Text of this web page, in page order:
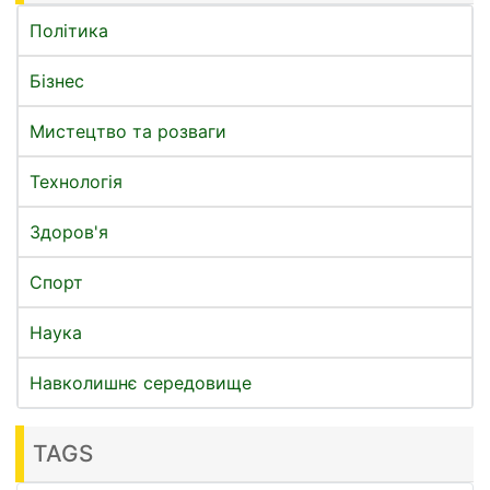
Політика
Бізнес
Мистецтво та розваги
Технологія
Здоров'я
Спорт
Наука
Навколишнє середовище
TAGS